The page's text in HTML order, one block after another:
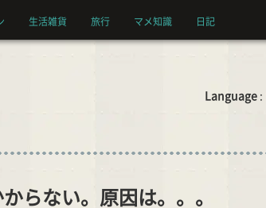
生活雑貨 旅行 マメ知識 日記
Language :
らない。原因は。。。